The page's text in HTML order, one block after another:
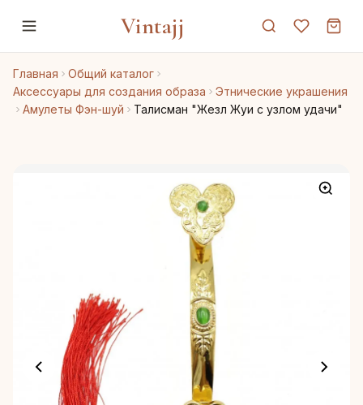
Vintajj
Главная
Общий каталог
Аксессуары для создания образа
Этнические украшения
Амулеты Фэн-шуй
Талисман "Жезл Жуи с узлом удачи"